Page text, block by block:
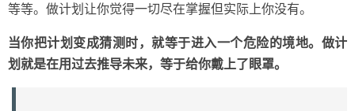
等等。做计划让你觉得一切尽在掌握但实际上你没有。
当你把计划变成猜测时，就等于进入一个危险的境地。做计
划就是在用过去推导未来，等于给你戴上了眼罩。